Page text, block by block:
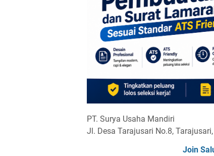
PT. Surya Usaha Mandiri
Jl. Desa Tarajusari No.8,
Join